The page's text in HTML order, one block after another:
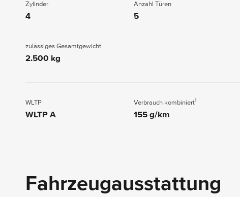
Zylinder
4
Anzahl Türen
5
zulässiges Gesamtgewicht
2.500 kg
WLTP
WLTP A
Verbrauch kombiniert1
155 g/km
Fahrzeugausstattung